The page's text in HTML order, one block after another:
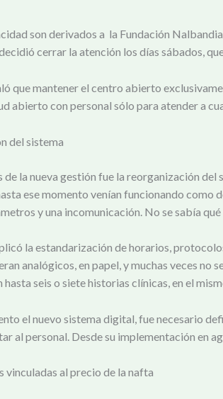
son derivados a la Fundación
cerrar la atención los días sábados,
que mantener el centro abierto
abierto con personal sólo para atender a
del sistema
de la nueva gestión fue la reorganización
ese momento venían funcionando
y una incomunicación. No se sabía qué
la estandarización de horarios,
analógicos, en papel, y muchas veces
seis o siete historias clínicas, en el
el nuevo sistema digital, fue necesario
al personal. Desde su implementación en
al precio de la nafta